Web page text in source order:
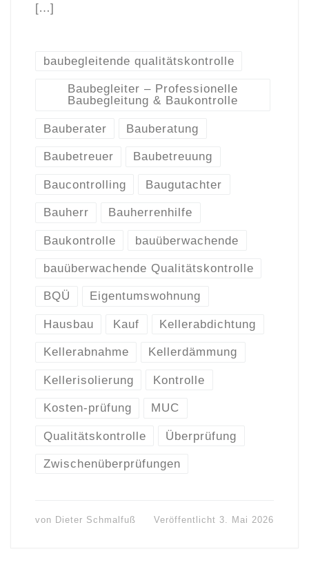
[…]
baubegleitende qualitätskontrolle
Baubegleiter – Professionelle
Baubegleitung & Baukontrolle
Bauberater Bauberatung
Baubetreuer Baubetreuung
Baucontrolling Baugutachter
Bauherr Bauherrenhilfe
Baukontrolle bauüberwachende
bauüberwachende Qualitätskontrolle
BQÜ Eigentumswohnung
Hausbau Kauf Kellerabdichtung
Kellerabnahme Kellerdämmung
Kellerisolierung Kontrolle
Kosten-prüfung MUC
Qualitätskontrolle Überprüfung
Zwischenüberprüfungen
von Dieter Schmalfuß Veröffentlicht 3. Mai 2026